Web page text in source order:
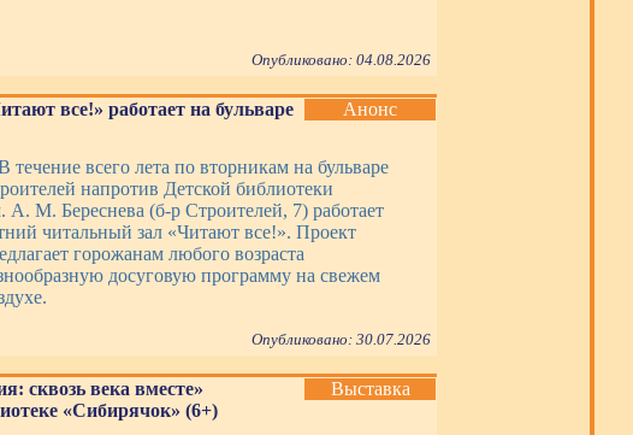
Опубликовано: 04.08.2026
все!» работает на бульваре
Анонс
течение всего лета по вторникам на бульваре
напротив Детской библиотеки
А. М. Береснева (б-р Строителей, 7) работает
читальный зал «Читают все!». Проект
горожанам любого возраста
досуговую программу на свежем
Опубликовано: 30.07.2026
сквозь века вместе»
«Сибирячок» (6+)
Выставка